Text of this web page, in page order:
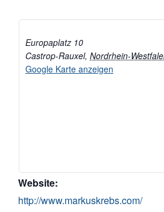
Europaplatz 10
Castrop-Rauxel, Nordrhein-
Google Karte anzeigen
Website:
http://www.markuskrebs.com/